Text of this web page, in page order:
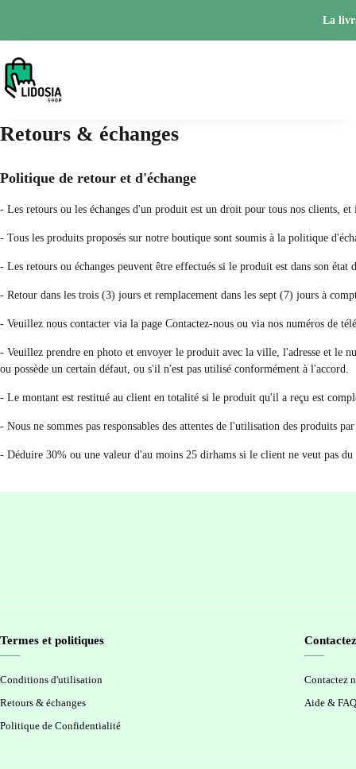
La
Retours & échanges
Politique de retour et d'échange
- Les retours ou les échanges d'un produit est un droit pour tous nos clients,
- Tous les produits proposés sur notre boutique sont soumis à la politique
- Les retours ou échanges peuvent être effectués si le produit est dans son
- Retour dans les trois (3) jours et remplacement dans les sept (7) jours à
- Veuillez nous contacter via la page Contactez-nous ou via nos numéros de
- Veuillez prendre en photo et envoyer le produit avec la ville, l'adresse et le
ou possède un certain défaut, ou s'il n'est pas utilisé conformément à l'accord.
- Le montant est restitué au client en totalité si le produit qu'il a reçu est
- Nous ne sommes pas responsables des attentes de l'utilisation des produits
- Déduire 30% ou une valeur d'au moins 25 dirhams si le client ne veut pas
Termes et politiques
Conditions d'utilisation
Retours & échanges
Politique de Confidentialité
Contactez
Aide & FAQ